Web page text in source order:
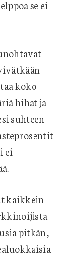
se ei
koko
hihat ja
suhteen
ei
kaikkein
pitkän,